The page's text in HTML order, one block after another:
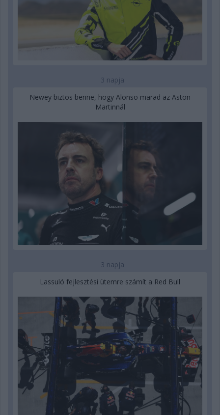
3 napja
Newey biztos benne, hogy Alonso marad az Aston
Martinnál
3 napja
Lassuló fejlesztési ütemre számít a Red Bull